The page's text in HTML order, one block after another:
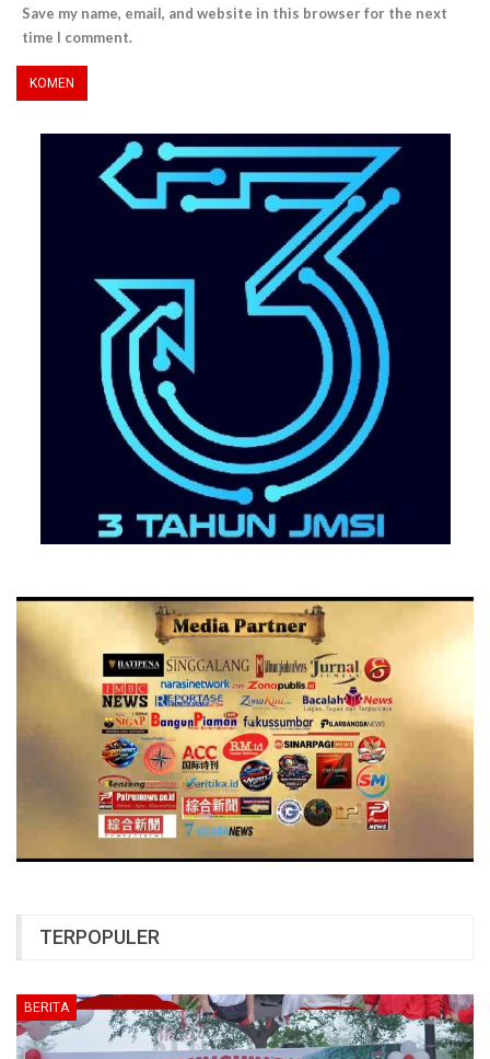
Save my name, email, and website in this browser for the next
time I comment.
TERPOPULER
BERITA